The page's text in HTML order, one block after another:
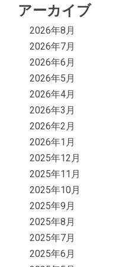
アーカイブ
2026年8月
2026年7月
2026年6月
2026年5月
2026年4月
2026年3月
2026年2月
2026年1月
2025年12月
2025年11月
2025年10月
2025年9月
2025年8月
2025年7月
2025年6月